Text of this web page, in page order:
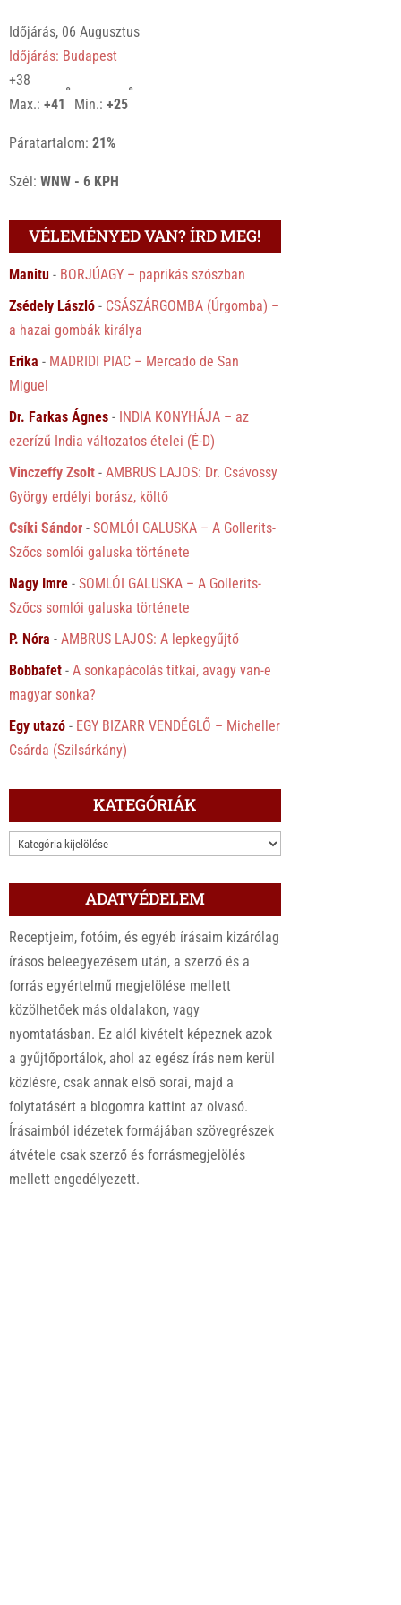
Időjárás, 06 Augusztus
Időjárás: Budapest
+38
Max.:+41
°
Min.:+25
°
Páratartalom:21%
Szél:WNW - 6 KPH
VÉLEMÉNYED VAN? ÍRD MEG!
Manitu - BORJÚAGY – paprikás szószban
Zsédely László - CSÁSZÁRGOMBA (Úrgomba) –
a hazai gombák királya
Erika - MADRIDI PIAC – Mercado de San
Miguel
Dr. Farkas Ágnes - INDIA KONYHÁJA – az
ezerízű India változatos ételei (É-D)
Vinczeffy Zsolt -AMBRUS LAJOS: Dr. Csávossy
György erdélyi borász, költő
Csíki Sándor -SOMLÓI GALUSKA – A Gollerits-
Szőcs somlói galuska története
Nagy Imre -SOMLÓI GALUSKA – A Gollerits-
Szőcs somlói galuska története
P. Nóra -AMBRUS LAJOS: A lepkegyűjtő
Bobbafet -A sonkapácolás titkai, avagy van-e
magyar sonka?
Egy utazó - EGY BIZARR VENDÉGLŐ – Micheller
Csárda (Szilsárkány)
KATEGÓRIÁK
KATEGÓRIÁK
ADATVÉDELEM
Receptjeim, fotóim, és egyéb írásaim kizárólag
írásos beleegyezésem után, a szerző és a
forrás egyértelmű megjelölése mellett
közölhetőek más oldalakon, vagy
nyomtatásban. Ez alól kivételt képeznek azok
a gyűjtőportálok, ahol az egész írás nem kerül
közlésre, csak annak első sorai, majd a
folytatásért a blogomra kattint az olvasó.
Írásaimból idézetek formájában szövegrészek
átvétele csak szerző és forrásmegjelölés
mellett engedélyezett.